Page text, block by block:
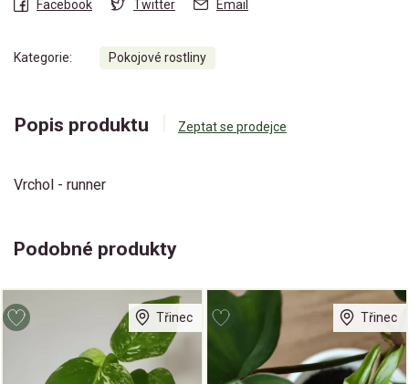
Facebook Twitter Email
Kategorie: Pokojové rostliny
Popis produktu Zeptat se prodejce
Vrchol - runner
Podobné produkty
Třinec Třinec